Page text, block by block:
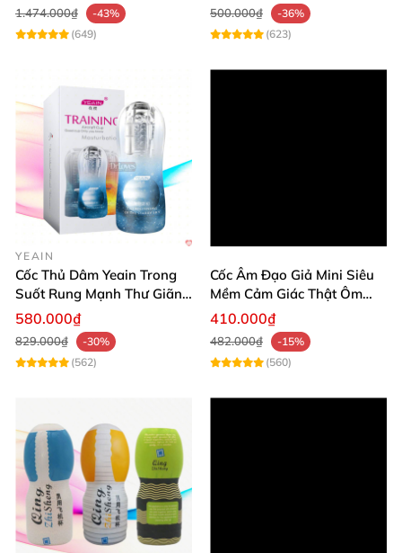
1.474.000₫
-43%
(649)
500.000₫
-36%
(623)
YEAIN
Cốc Thủ Dâm Yeain Trong
Suốt Rung Mạnh Thư Giãn
Cao Cấp
580.000₫
829.000₫
-30%
(562)
Cốc Âm Đạo Giả Mini Siêu
Mềm Cảm Giác Thật Ôm
Khít
410.000₫
482.000₫
-15%
(560)